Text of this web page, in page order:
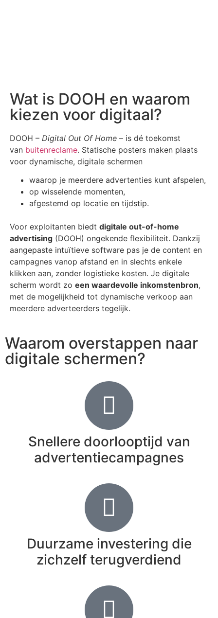
Wat is DOOH en waarom
kiezen voor digitaal?
DOOH – Digital Out Of Home – is dé toekomst
van buitenreclame. Statische posters maken plaats
voor dynamische, digitale schermen
waarop je meerdere advertenties kunt afspelen,
op wisselende momenten,
afgestemd op locatie en tijdstip.
Voor exploitanten biedt digitale out-of-home
advertising (DOOH) ongekende flexibiliteit. Dankzij
aangepaste intuïtieve software pas je de content en
campagnes vanop afstand en in slechts enkele
klikken aan, zonder logistieke kosten. Je digitale
scherm wordt zo een waardevolle inkomstenbron,
met de mogelijkheid tot dynamische verkoop aan
meerdere adverteerders tegelijk.
Waarom overstappen naar
digitale schermen?
Snellere doorlooptijd van
advertentiecampagnes
Duurzame investering die
zichzelf terugverdiend